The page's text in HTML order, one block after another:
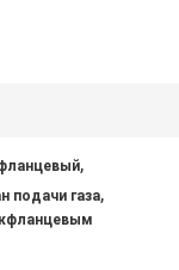
,
подачи газа,